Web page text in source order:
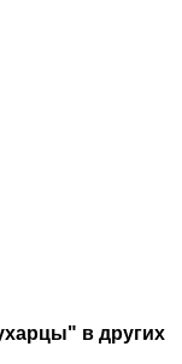
в других